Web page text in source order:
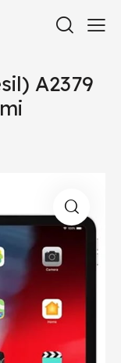
A2379